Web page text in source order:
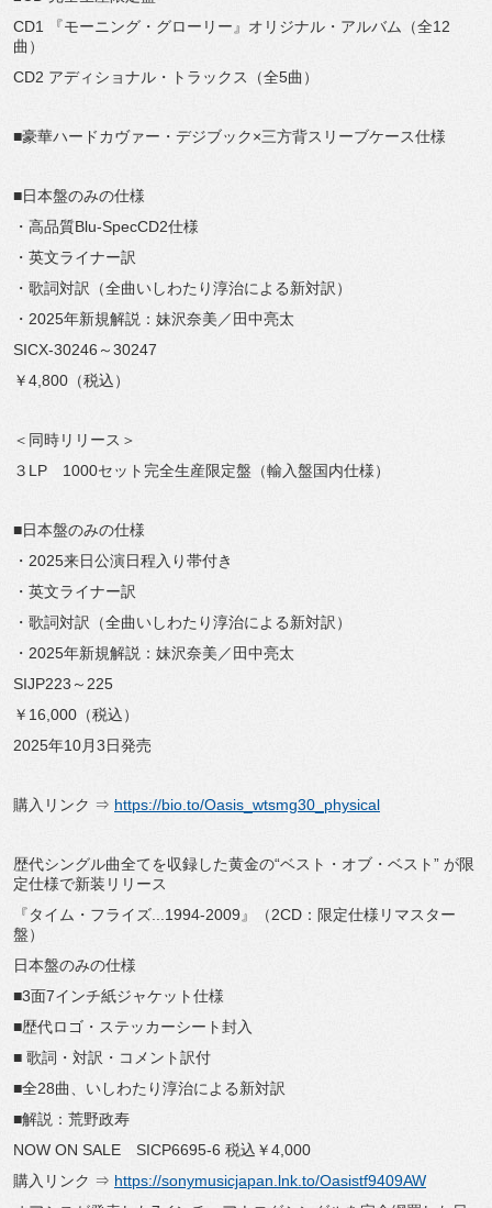
CD1 『モーニング・グローリー』オリジナル・アルバム（全12
曲）
CD2 アディショナル・トラックス（全5曲）
■豪華ハードカヴァー・デジブック×三方背スリーブケース仕様
■日本盤のみの仕様
・高品質Blu-SpecCD2仕様
・英文ライナー訳
・歌詞対訳（全曲いしわたり淳治による新対訳）
・2025年新規解説：妹沢奈美／田中亮太
SICX-30246～30247
￥4,800（税込）
＜同時リリース＞
３LP 1000セット完全生産限定盤（輸入盤国内仕様）
■日本盤のみの仕様
・2025来日公演日程入り帯付き
・英文ライナー訳
・歌詞対訳（全曲いしわたり淳治による新対訳）
・2025年新規解説：妹沢奈美／田中亮太
SIJP223～225
￥16,000（税込）
2025年10月3日発売
購入リンク ⇒ https://bio.to/Oasis_wtsmg30_ physical
歴代シングル曲全てを収録した黄金の“ベスト・オブ・ベスト” が限
定仕様で新装リリース
『タイム・フライズ...1994-2009』（2CD： 限定仕様リマスター
盤）
日本盤のみの仕様
■3面7インチ紙ジャケット仕様
■歴代ロゴ・ステッカーシート封入
■ 歌詞・対訳・コメント訳付
■全28曲、いしわたり淳治による新対訳
■解説：荒野政寿
NOW ON SALE SICP6695-6 税込￥4,000
購入リンク ⇒ https://sonymusicjapan.lnk.to/Oasistf9409AW